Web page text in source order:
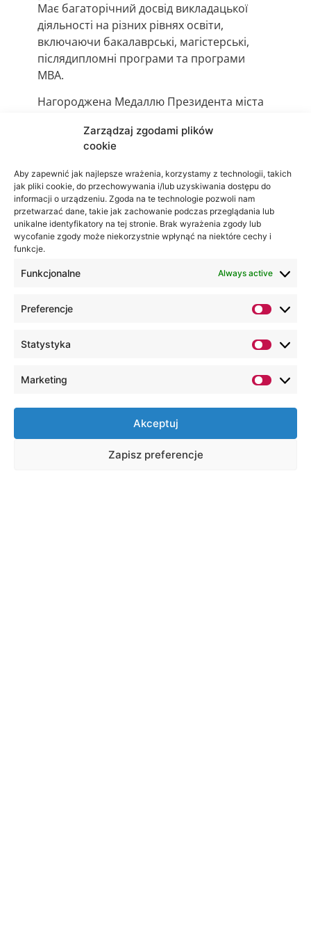
Zarządzaj zgodami plików
cookie
Aby zapewnić jak najlepsze wrażenia, korzystamy z technologii, takich
jak pliki cookie, do przechowywania i/lub uzyskiwania dostępu do
informacji o urządzeniu. Zgoda na te technologie pozwoli nam
przetwarzać dane, takie jak zachowanie podczas przeglądania lub
unikalne identyfikatory na tej stronie. Brak wyrażenia zgody lub
wycofanie zgody może niekorzystnie wpłynąć na niektóre cechy i
funkcje.
Funkcjonalne Always active
Preferencje
Statystyka
Marketing
Akceptuj
Zapisz preferencje
Має багаторічний досвід викладацької
діяльності на різних рівнях освіти,
включаючи бакалаврські, магістерські,
післядипломні програми та програми
MBA.
Нагороджена Медаллю Президента міста
досягнення, а також внесок у розвиток
вищої освіти та ІТ-сектору Любліна.
Віцепрезидентка правління
Люблінського відділення Польського
товариства інформатики.